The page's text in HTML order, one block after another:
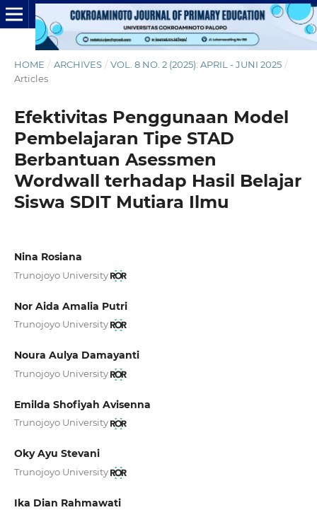
HOME / ARCHIVES / VOL. 8 NO. 2 (2025): APRIL - JUNI 2025 /
Articles
Efektivitas Penggunaan Model
Pembelajaran Tipe STAD
Berbantuan Asessmen
Wordwall terhadap Hasil Belajar
Siswa SDIT Mutiara Ilmu
Nina Rosiana
Trunojoyo University
Nor Aida Amalia Putri
Trunojoyo University
Noura Aulya Damayanti
Trunojoyo University
Emilda Shofiyah Avisenna
Trunojoyo University
Oky Ayu Stevani
Trunojoyo University
Ika Dian Rahmawati